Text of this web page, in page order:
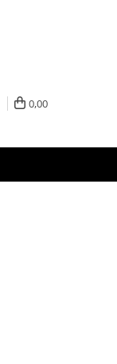
0,00